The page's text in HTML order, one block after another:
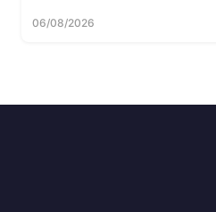
06/08/2026